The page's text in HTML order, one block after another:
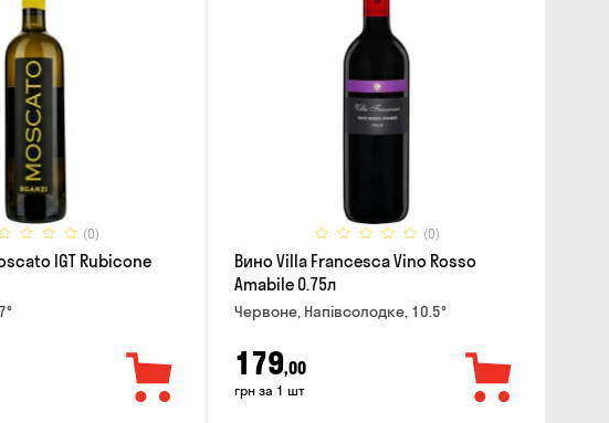
(0)
IGT Rubicone
(0)
Вино Villa Francesca Vino Rosso
Amabile 0.75л
Червоне, Напівсолодке, 10.5°
179,00
грн за 1 шт